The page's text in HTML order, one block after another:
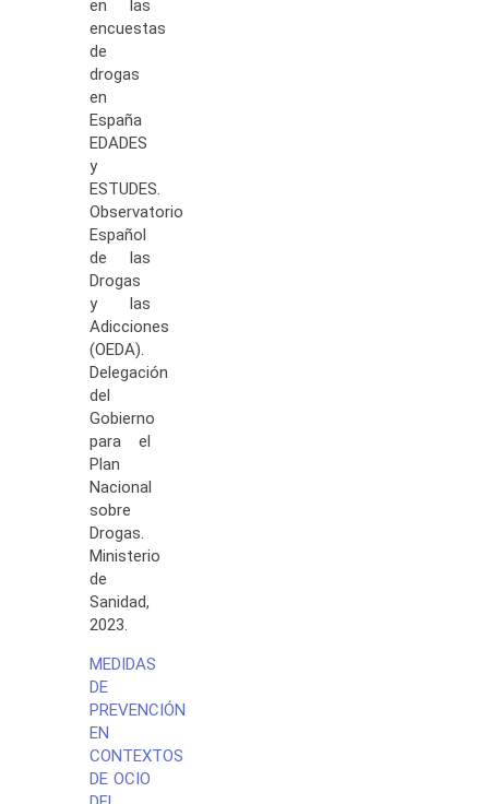
en las
encuestas
de
drogas
en
España
EDADES
y
ESTUDES.
Observatorio
Español
de las
Drogas
y las
Adicciones
(OEDA).
Delegación
del
Gobierno
para el
Plan
Nacional
sobre
Drogas.
Ministerio
de
Sanidad,
2023.
MEDIDAS
DE
PREVENCIÓN
EN
CONTEXTOS
DE OCIO